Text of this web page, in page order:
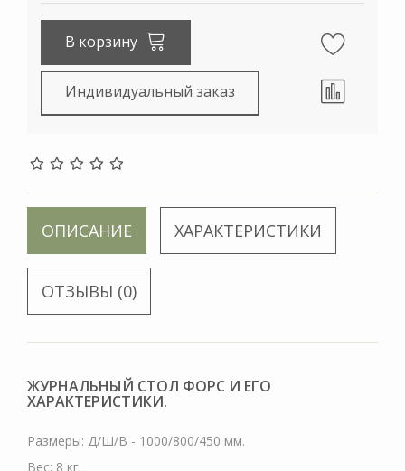
В корзину
Индивидуальный заказ
ОПИСАНИЕ ХАРАКТЕРИСТИКИ
ОТЗЫВЫ (0)
ЖУРНАЛЬНЫЙ СТОЛ ФОРС И ЕГО
ХАРАКТЕРИСТИКИ.
Размеры: Д/Ш/В - 1000/800/450 мм.
Вес: 8 кг.